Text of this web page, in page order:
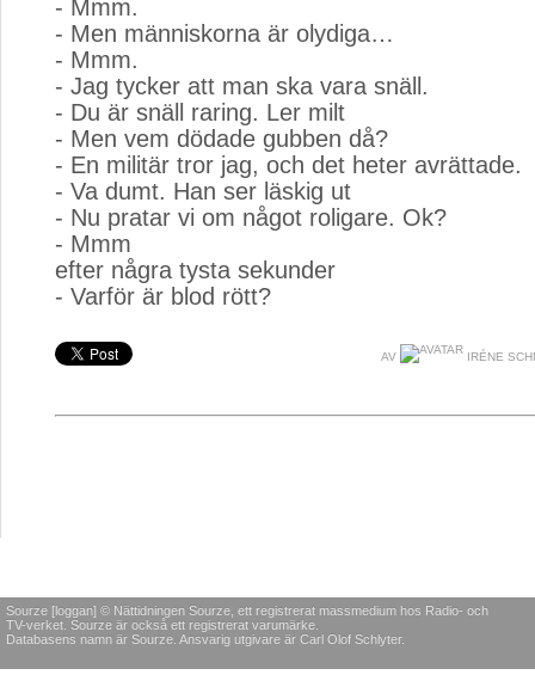
- Mmm.
- Men människorna är olydiga…
- Mmm.
- Jag tycker att man ska vara snäll.
- Du är snäll raring. Ler milt
- Men vem dödade gubben då?
- En militär tror jag, och det heter avrättade.
- Va dumt. Han ser läskig ut
- Nu pratar vi om något roligare. Ok?
- Mmm
efter några tysta sekunder
- Varför är blod rött?
AV IRÉNE
Sourze [loggan] © Nättidningen Sourze, ett registrerat massmedium hos Radio- och
TV-verket. Sourze är också ett registrerat varumärke.
Databasens namn är Sourze. Ansvarig utgivare är Carl Olof Schlyter.